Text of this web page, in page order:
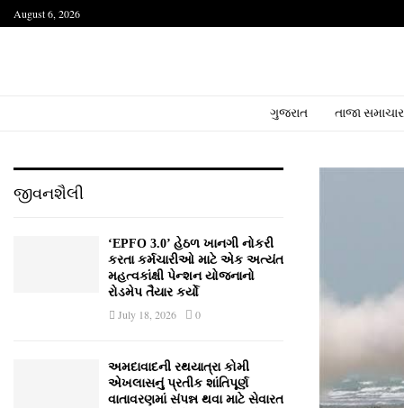
August 6, 2026
ગુજરાત તાજા સમાચાર
જીવનશૈલી
‘EPFO 3.0’ હેઠળ ખાનગી નોકરી
કરતા કર્મચારીઓ માટે એક અત્યંત
મહત્વકાંક્ષી પેન્શન યોજનાનો
રોડમેપ તૈયાર કર્યો
July 18, 2026 0
અમદાવાદની રથયાત્રા કોમી
એખલાસનું પ્રતીક શાંતિપૂર્ણ
વાતાવરણમાં સંપન્ન થવા માટે સેવારત